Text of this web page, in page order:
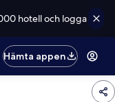
hotell och logga
Hämta appen